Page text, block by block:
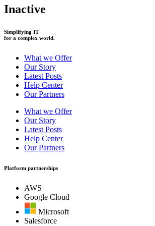
Inactive
Simplifying IT
for a complex world.
What we Offer
Our Story
Latest Posts
Help Center
Our Partners
What we Offer
Our Story
Latest Posts
Help Center
Our Partners
Platform partnerships
AWS
Google Cloud
Microsoft
Salesforce